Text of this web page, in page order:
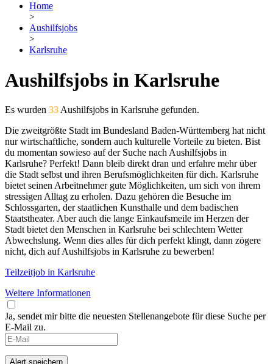
Home
>
Aushilfsjobs
>
Karlsruhe
Aushilfsjobs in Karlsruhe
Es wurden 33 Aushilfsjobs in Karlsruhe gefunden.
Die zweitgrößte Stadt im Bundesland Baden-Württemberg hat nicht
nur wirtschaftliche, sondern auch kulturelle Vorteile zu bieten. Bist
du momentan sowieso auf der Suche nach Aushilfsjobs in
Karlsruhe? Perfekt! Dann bleib direkt dran und erfahre mehr über
die Stadt selbst und ihren Berufsmöglichkeiten für dich. Karlsruhe
bietet seinen Arbeitnehmer gute Möglichkeiten, um sich von ihrem
stressigen Alltag zu erholen. Dazu gehören die Besuche im
Schlossgarten, der staatlichen Kunsthalle und dem badischen
Staatstheater. Aber auch die lange Einkaufsmeile im Herzen der
Stadt bietet den Menschen in Karlsruhe bei schlechtem Wetter
Abwechslung. Wenn dies alles für dich perfekt klingt, dann zögere
nicht, dich auf Aushilfsjobs in Karlsruhe zu bewerben!
Teilzeitjob in Karlsruhe
Weitere Informationen
Ja, sendet mir bitte die neuesten Stellenangebote für diese Suche per
E-Mail zu.
Alert speichern